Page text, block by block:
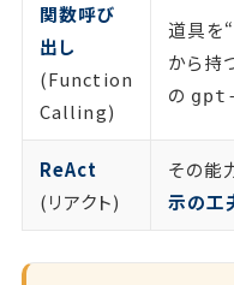
関数呼び
出し
(Function
Calling)
道具を
から持
の
ReAct
(リアクト)
その能
示の工